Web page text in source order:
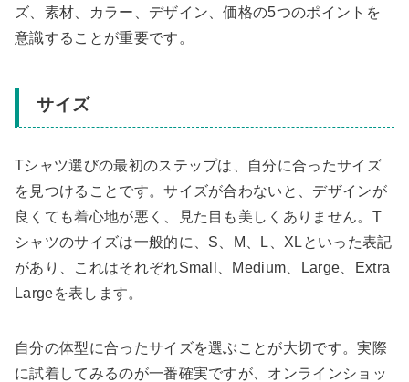
ズ、素材、カラー、デザイン、価格の5つのポイントを
意識することが重要です。
サイズ
Tシャツ選びの最初のステップは、自分に合ったサイズ
を見つけることです。サイズが合わないと、デザインが
良くても着心地が悪く、見た目も美しくありません。T
シャツのサイズは一般的に、S、M、L、XLといった表記
があり、これはそれぞれSmall、Medium、Large、Extra
Largeを表します。
自分の体型に合ったサイズを選ぶことが大切です。実際
に試着してみるのが一番確実ですが、オンラインショッ